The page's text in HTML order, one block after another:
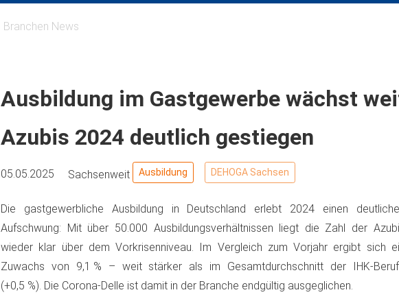
Branchen News
Ausbildung im Gastgewerbe wächst
Azubis 2024 deutlich gestiegen
05.05.2025 Sachsenweit Ausbildung DEHOGA Sachsen
Die gastgewerbliche Ausbildung in Deutschland erlebt 2024 einen
Aufschwung: Mit über 50.000 Ausbildungsverhältnissen liegt die Zahl der
wieder klar über dem Vorkrisenniveau. Im Vergleich zum Vorjahr ergibt sich
Zuwachs von 9,1 % – weit stärker als im Gesamtdurchschnitt der IHK-
(+0,5 %). Die Corona-Delle ist damit in der Branche endgültig ausgeglichen.